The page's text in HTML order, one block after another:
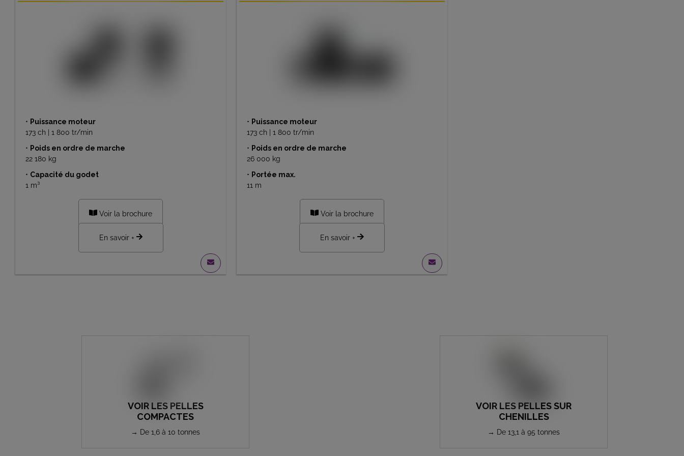
• Puissance moteur
173 ch | 1 800 tr/min
• Poids en ordre de marche
22 180 kg
• Capacité du godet
1 m³
Voir la brochure
En savoir +
• Puissance moteur
173 ch | 1 800 tr/min
• Poids en ordre de marche
26 000 kg
• Portée max.
11 m
Voir la brochure
En savoir +
VOIR LES PELLES
COMPACTES
→ De 1,6 à 10 tonnes
VOIR LES PELLES SUR
CHENILLES
→ De 13,1 à 95 tonnes